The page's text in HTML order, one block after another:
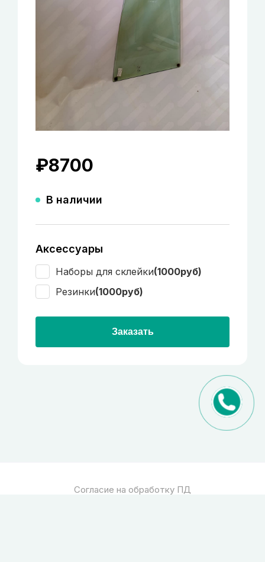
₽8700
В наличии
Аксессуары
Наборы для склейки(1000руб)
Резинки(1000руб)
Заказать
Согласие на обработку ПД